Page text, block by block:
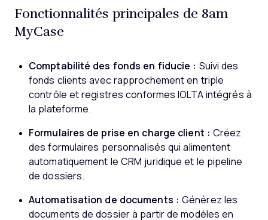
Fonctionnalités principales de 8am
MyCase
Comptabilité des fonds en fiducie : Suivi des
fonds clients avec rapprochement en triple
contrôle et registres conformes IOLTA intégrés à
la plateforme.
Formulaires de prise en charge client : Créez
des formulaires personnalisés qui alimentent
automatiquement le CRM juridique et le pipeline
de dossiers.
Automatisation de documents : Générez les
documents de dossier à partir de modèles en